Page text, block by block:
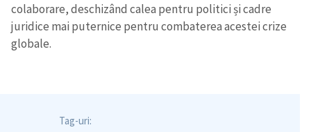
colaborare, deschizând calea pentru politici și cadre
juridice mai puternice pentru combaterea acestei crize
globale.
Tag-uri: